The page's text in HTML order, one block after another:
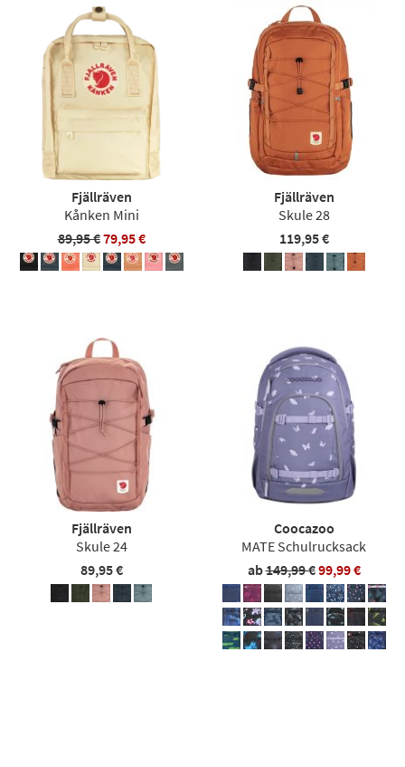
Fjällräven
Kånken Mini
89,95 €79,95 €
Fjällräven
Skule 28
119,95 €
Fjällräven
Skule 24
89,95 €
Coocazoo
MATE Schulrucksack
ab149,99 €99,99 €